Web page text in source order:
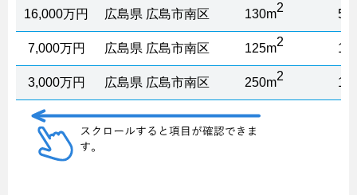
16,000万円 広島県 広島市南区 130m2
7,000万円 広島県 広島市南区 125m2
3,000万円 広島県 広島市南区 250m2